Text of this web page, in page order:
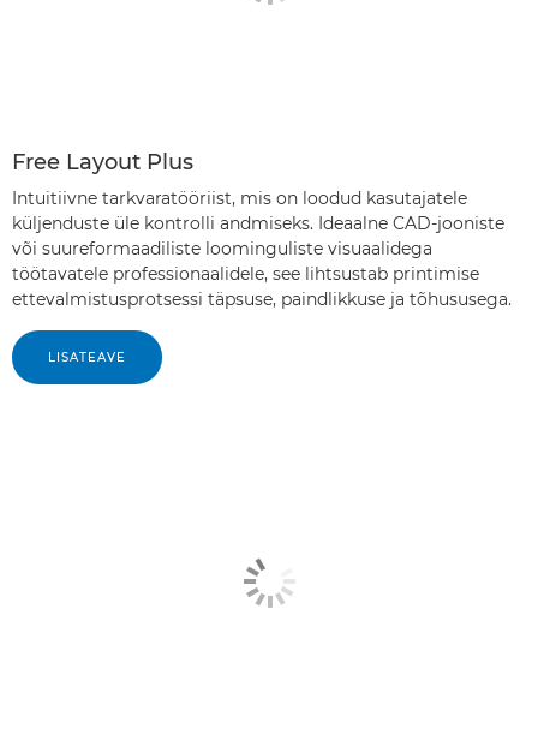
Free Layout Plus
Intuitiivne tarkvaratööriist, mis on loodud kasutajatele
küljenduste üle kontrolli andmiseks. Ideaalne CAD-jooniste
või suureformaadiliste loominguliste visuaalidega
töötavatele professionaalidele, see lihtsustab printimise
ettevalmistusprotsessi täpsuse, paindlikkuse ja tõhususega.
LISATEAVE